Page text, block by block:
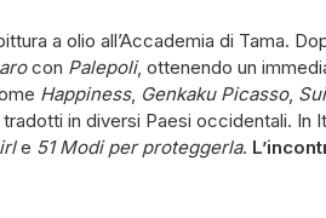
a olio all’Accademia di Tama.
con Palepoli, ottenendo un
Happiness, Genkaku Picasso,
in diversi Paesi occidentali. In
e 51 Modi per proteggerla.